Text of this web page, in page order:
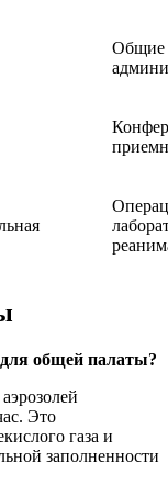
Общие
общей палаты?
Это
газа и
заполненности